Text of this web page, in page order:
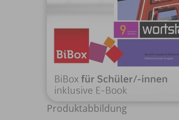
Produktabbildung